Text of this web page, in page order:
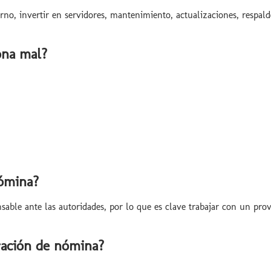
invertir en servidores, mantenimiento, actualizaciones,
mal?
ante las autoridades, por lo que es clave trabajar con un
de nómina?